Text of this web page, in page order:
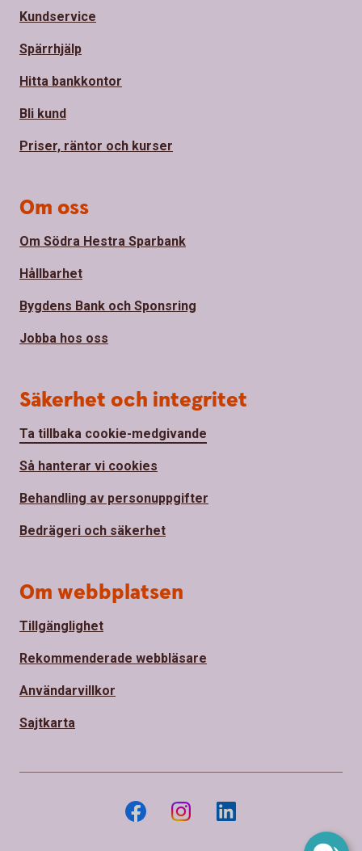
Kundservice
Spärrhjälp
Hitta bankkontor
Bli kund
Priser, räntor och kurser
Om oss
Om Södra Hestra Sparbank
Hållbarhet
Bygdens Bank och Sponsring
Jobba hos oss
Säkerhet och integritet
Ta tillbaka cookie-medgivande
Så hanterar vi cookies
Behandling av personuppgifter
Bedrägeri och säkerhet
Om webbplatsen
Tillgänglighet
Rekommenderade webbläsare
Användarvillkor
Sajtkarta